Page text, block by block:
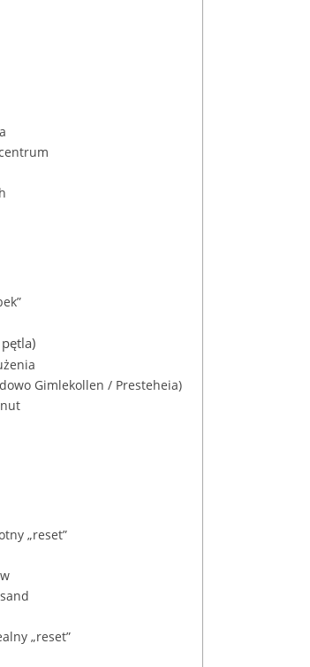
Gimlekollen / Presteheia)
„reset”
„reset”